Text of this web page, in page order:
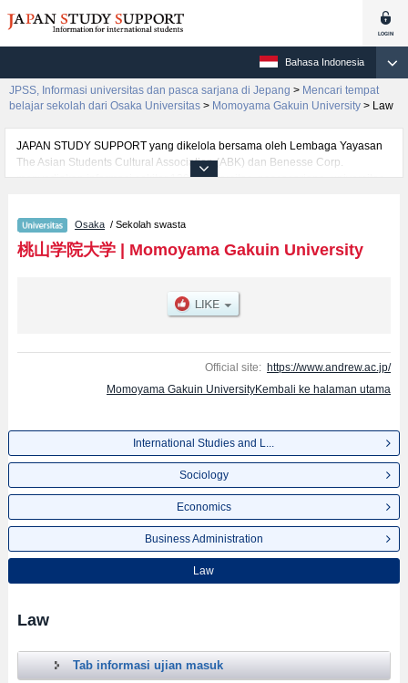
Bahasa Indonesia
JPSS, Informasi universitas dan pasca sarjana di Jepang > Mencari tempat
belajar sekolah dari Osaka Universitas > Momoyama Gakuin University > Law
JAPAN STUDY SUPPORT yang dikelola bersama oleh Lembaga Yayasan
The Asian Students Cultural Association (ABK) dan Benesse Corp.
menyediakan informasi sekitar 1300 universitas, pascasarjana, universitas
informasi per fakultas seperti Fakultas International Studies and Liberal
ArtsatauFakultas SociologyatauFakultas EconomicsatauFakultas Business
AdministrationatauFakultas Law, serta berbagai informasi yang berguna
jumlah kelulusan ujian masuk mahasiswa(i) mancanegara, informasi
mengenai ujian masuk, prasarana kampus, akses jalan, dan lainnya.
Osaka / Sekolah swasta
桃山学院大学| Momoyama Gakuin University
Official site: https://www.andrew.ac.jp/
Momoyama Gakuin UniversityKembali ke halaman utama
International Studies and L...
Sociology
Economics
Business Administration
Law
Law
Tab informasi ujian masuk